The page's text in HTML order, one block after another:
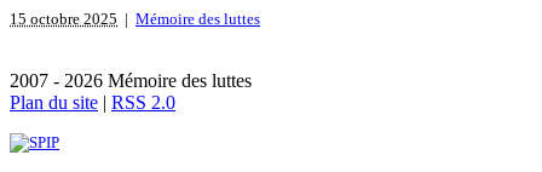
15 octobre 2025 | Mémoire des luttes
2007 - 2026 Mémoire des luttes
Plan du site | RSS 2.0